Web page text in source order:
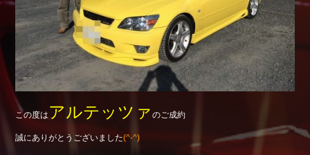
Company
会社概要
この度はアルテッツァのご成約
誠にありがとうございました(^-^)